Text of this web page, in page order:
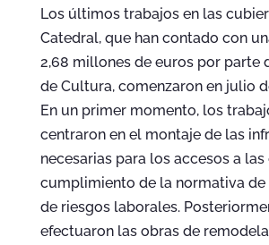
Los últimos trabajos en las
Catedral, que han contado con
2,68 millones de euros por parte
de Cultura, comenzaron en julio
En un primer momento, los
centraron en el montaje de las
necesarias para los accesos a
cumplimiento de la normativa de
de riesgos laborales.
efectuaron las obras de